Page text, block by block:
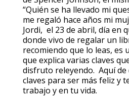
“Quién se ha llevado mi
me regaló hace años mi
Jordi, el 23 de abril, día en
donde vivo de regalar un
recomiendo que lo leas, es
que explica varias claves
disfruto releyendo. Aquí de
claves para ser más feliz y
trabajo y en tu vida.